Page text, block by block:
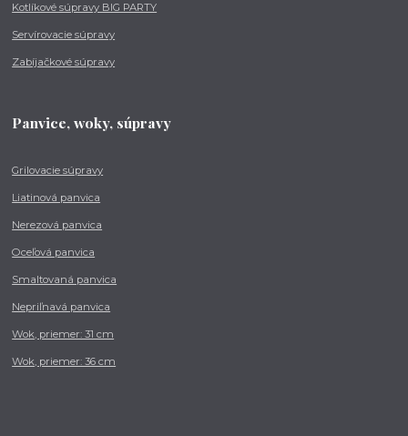
Kotlíkové súpravy BIG PARTY
Servírovacie súpravy
Zabíjačkové súpravy
Panvice, woky, súpravy
Grilovacie súpravy
Liatinová panvica
Nerezová panvica
Oceľová panvica
Smaltovaná panvica
Nepriľnavá panvica
Wok, priemer: 31 cm
Wok, priemer: 36 cm